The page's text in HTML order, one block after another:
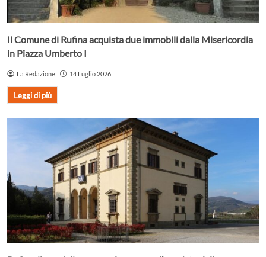
Il Comune di Rufina acquista due immobili dalla Misericordia
in Piazza Umberto I
La Redazione 14 Luglio 2026
Leggi di più